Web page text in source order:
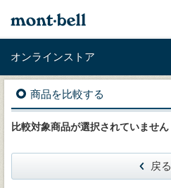
オンラインストア
商品を比較する
比較対象商品が選択されていません
戻る